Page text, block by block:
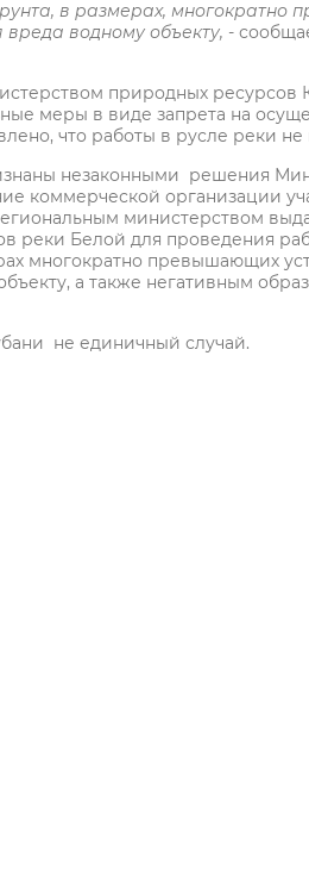
в размерах,
водному объекту, -
природных ресурсов
меры в виде запрета на
что работы в русле реки не
незаконными решения
коммерческой организации
министерством
реки Белой для проведения
многократно превышающих
а также негативным
не единичный случай.